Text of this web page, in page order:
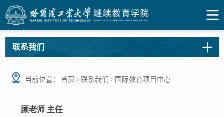
联系我们
当前位置： 首页 > 联系我们 > 国际教育项目中心
顾老师 主任